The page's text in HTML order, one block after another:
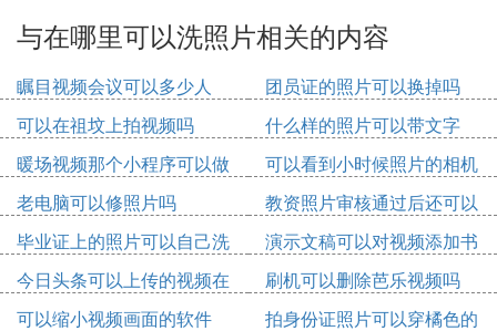
购物网上都有，在搜索栏输入洗照片然后搜索就有
了，拍下后将照片的数据发给他们，他们很快就会洗
出照片给你发回来。
G. 哪里可以洗照片啊，手机里有几张照片
想洗出
一般的照相馆、洗印店，淘宝可以洗照片，人家自己
就用数据线把你手机里的照片导出来了。一般洗的
少，一张最多也就是一块钱。还有七毛钱八毛钱一张
的。
手机拍的照片是可以洗出来的
与在哪里可以洗照片相关的内容
瞩目视频会议可以多少人
团员证的照片可以换掉吗
可以在祖坟上拍视频吗
什么样的照片可以带文字
暖场视频那个小程序可以做
可以看到小时候照片的相机
老电脑可以修照片吗
教资照片审核通过后还可以
修改吗
毕业证上的照片可以自己洗
吗
演示文稿可以对视频添加书
签吗
今日头条可以上传的视频在
哪里
刷机可以删除芭乐视频吗
可以缩小视频画面的软件
拍身份证照片可以穿橘色的